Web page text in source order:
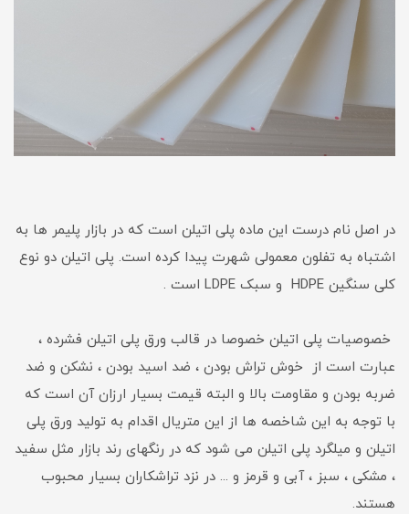
در اصل نام درست این ماده پلی اتیلن است که در بازار پلیمر ها به
اشتباه به تفلون معمولی شهرت پیدا کرده است. پلی اتیلن دو نوع
کلی سنگین HDPE و سبک LDPE است .
خصوصیات پلی اتیلن خصوصا در قالب ورق پلی اتیلن فشرده ،
عبارت است از خوش تراش بودن ، ضد اسید بودن ، نشکن و ضد
ضربه بودن و مقاومت بالا و البته قیمت بسیار ارزان آن است که
با توجه به این شاخصه ها از این متریال اقدام به تولید ورق پلی
اتیلن و میلگرد پلی اتیلن می شود که در رنگهای رند بازار مثل سفید
، مشکی ، سبز ، آبی و قرمز و ... در نزد تراشکاران بسیار محبوب
هستند.